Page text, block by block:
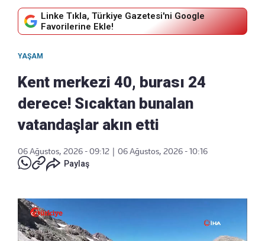
Linke Tıkla, Türkiye Gazetesi'ni Google
Favorilerine Ekle!
YAŞAM
Kent merkezi 40, burası 24
derece! Sıcaktan bunalan
vatandaşlar akın etti
06 Ağustos, 2026 - 09:12
06 Ağustos, 2026 - 10:16
Paylaş